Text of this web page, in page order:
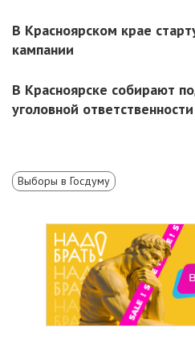
В Красноярском крае
кампании
В Красноярске собирают
уголовной
Выборы в Госдуму